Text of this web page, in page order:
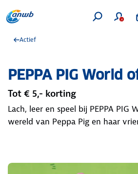
Actief
PEPPA PIG World
Tot € 5,- korting
Lach, leer en speel bij PEPPA PIG
wereld van Peppa Pig en haar